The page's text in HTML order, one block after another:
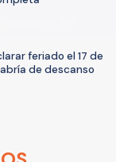
feriado el 17 de
de descanso